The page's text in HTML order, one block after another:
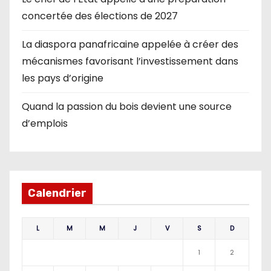
concertée des élections de 2027
La diaspora panafricaine appelée à créer des
mécanismes favorisant l’investissement dans
les pays d’origine
Quand la passion du bois devient une source
d’emplois
Calendrier
L M M J V S D
1 2